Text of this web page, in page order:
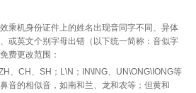
机身份证件上的姓名出现音同字不同、异体
或英文个别字母出错（以下统一简称：音似字
费更改范围：
CH、SH；L\N；IN\ING、UN\ONG\IONG等
音的相似音，如南和兰、龙和农等；但黄和